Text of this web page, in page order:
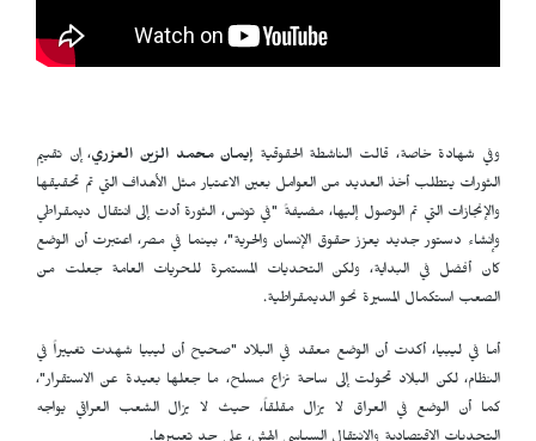
وفي شهادة خاصة، قالت الناشطة الحقوقية إيمان محمد الزين العزري، إن تقييم
الثورات يتطلب أخذ العديد من العوامل بعين الاعتبار مثل الأهداف التي تم تحقيقها
والإنجازات التي تم الوصول إليها، مضيفةً "في تونس، الثورة أدت إلى انتقال ديمقراطي
وإنشاء دستور جديد يعزز حقوق الإنسان والحرية"، بينما في مصر، اعتبرت أن الوضع
كان أفضل في البداية، ولكن التحديات المستمرة للحريات العامة جعلت من
الصعب استكمال المسيرة نحو الديمقراطية.
أما في ليبيا، أكدت أن الوضع معقد في البلاد "صحيح أن ليبيا شهدت تغييراً في
النظام، لكن البلاد تحولت إلى ساحة نزاع مسلح، ما جعلها بعيدة عن الاستقرار"،
كما أن الوضع في العراق لا يزال مقلقاً، حيث لا يزال الشعب العراقي يواجه